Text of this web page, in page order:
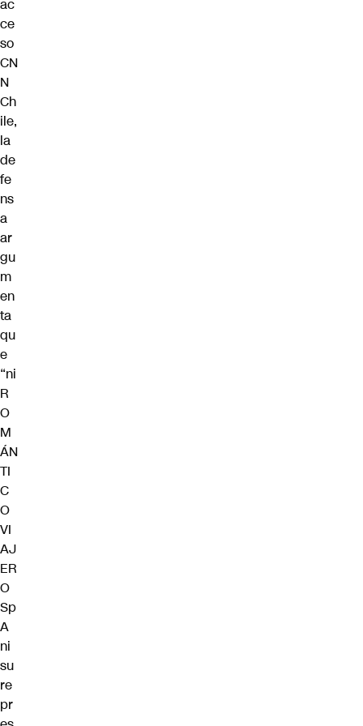
ac
ce
so
CN
N
Ch
ile,
la
de
fe
ns
a
ar
gu
m
en
ta
qu
e
“ni
R
O
M
ÁN
TI
C
O
VI
AJ
ER
O
Sp
A
ni
su
re
pr